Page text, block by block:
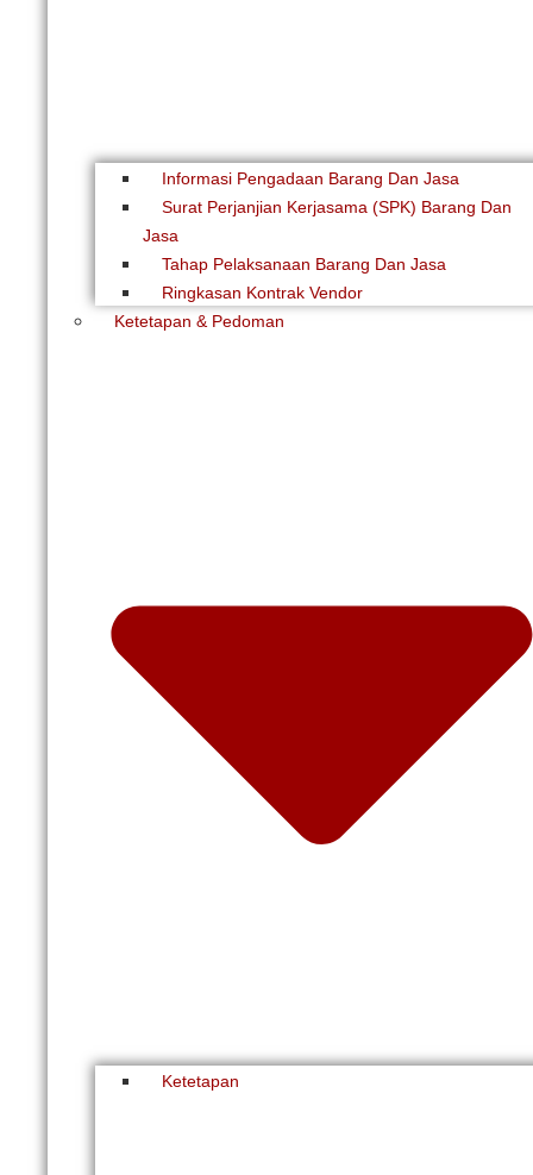
Informasi Pengadaan Barang Dan Jasa
Surat Perjanjian Kerjasama (SPK) Barang Dan
Jasa
Tahap Pelaksanaan Barang Dan Jasa
Ringkasan Kontrak Vendor
Ketetapan & Pedoman
Ketetapan